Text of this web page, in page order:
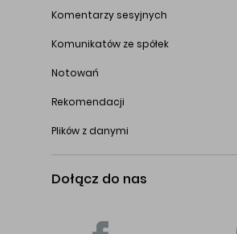
Komentarzy sesyjnych
Komunikatów ze spółek
Notowań
Rekomendacji
Plików z danymi
Dołącz do nas